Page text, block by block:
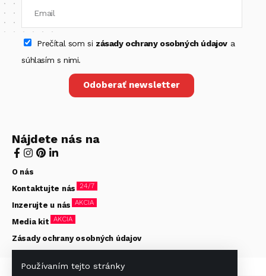
Používaním tejto stránky
Prečítal som si zásady ochrany osobných údajova
súhlasím s nimi.
Odoberať newsletter
Nájdete nás na
O nás
Kontaktujte nás 24/7
Inzerujte u nás AKCIA
Media kit AKCIA
Zásady ochrany osobných údajov
© Hotelier 2020-2026. Všetky práva vyhradené. Stránky